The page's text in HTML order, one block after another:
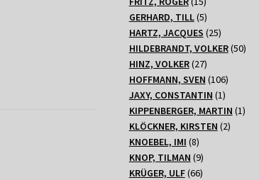
Produkte
GERHARD, TILL 55
Produkte
HARTZ, JACQUES 2525
Produkte
HILDEBRANDT, VOLKER 5050
HINZ, VOLKER 2727
Produkte
HOFFMANN, SVEN 106106
Produkte
JAXY, CONSTANTIN 11
Produkt
KIPPENBERGER, MARTIN 11
KLÖCKNER, KIRSTEN 22
KNOEBEL, IMI 88
Produkte
KNOP, TILMAN 99
Produkte
KRÜGER, ULF 6666